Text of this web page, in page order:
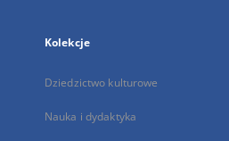
Kolekcje
Dziedzictwo kulturowe
Nauka i dydaktyka